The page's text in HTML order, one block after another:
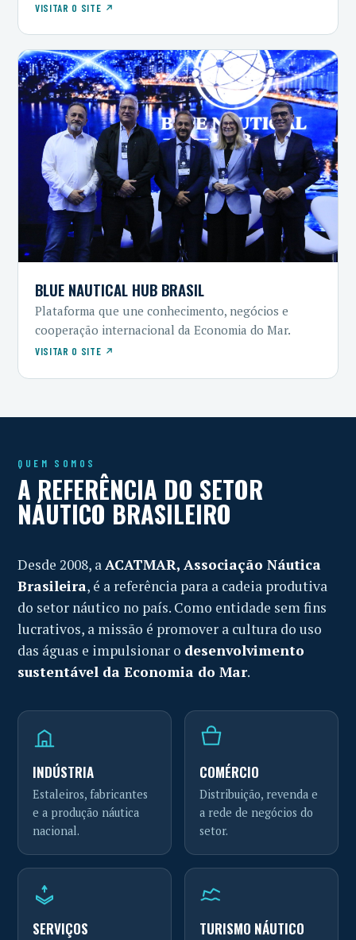
VISITAR O SITE
BLUE NAUTICAL HUB BRASIL
Plataforma que une conhecimento, negócios e
cooperação internacional da Economia do Mar.
VISITAR O SITE
QUEM SOMOS
A REFERÊNCIA DO SETOR
NÁUTICO BRASILEIRO
Desde 2008, aACATMAR, Associação Náutica
Brasileira, é a referência para a cadeia produtiva
do setor náutico no país. Como entidade sem fins
lucrativos, a missão é promover a cultura do uso
das águas e impulsionar o desenvolvimento
sustentável da Economia do Mar.
INDÚSTRIA
Estaleiros, fabricantes
e a produção náutica
nacional.
COMÉRCIO
Distribuição, revenda e
a rede de negócios do
setor.
SERVIÇOS TURISMO NÁUTICO